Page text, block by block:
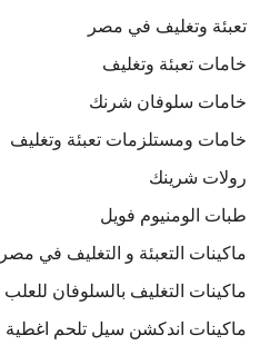
تعبئة وتغليف في مصر
خامات تعبئة وتغليف
خامات سلوفان شرنك
خامات ومستلزمات تعبئة وتغليف
رولات شرينك
طبات الومنيوم فويل
ماكينات التعبئة و التغليف في مصر
ماكينات التغليف بالسلوفان للعلب 3 دي
ماكينات اندكشن سيل تلحم اغطية